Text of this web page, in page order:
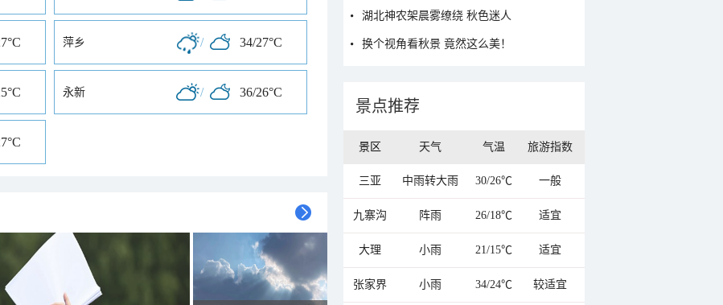
萍乡 / 34/27°C
永新 / 36/26°C
湖北神农架晨雾缭绕 秋色迷人
换个视角看秋景 竟然这么美！
景点推荐
景区 天气 气温 旅游指数
三亚 中雨转大雨 30/26℃ 一般
九寨沟 阵雨 26/18℃ 适宜
大理 小雨 21/15℃ 适宜
张家界 小雨 34/24℃ 较适宜